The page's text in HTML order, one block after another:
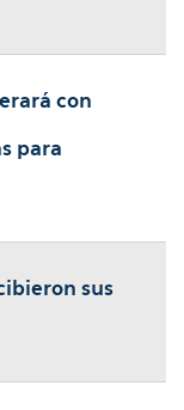
con
para
sus